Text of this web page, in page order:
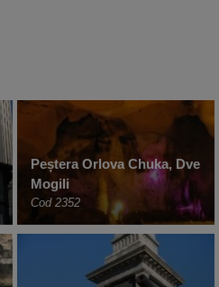
Peștera Orlova Chuka, Dve
Mogili
Cod 2352